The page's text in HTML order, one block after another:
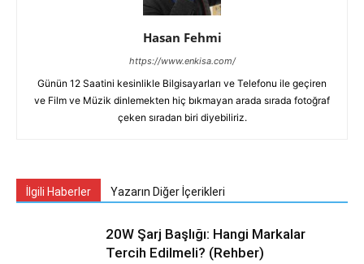
Hasan Fehmi
https://www.enkisa.com/
Günün 12 Saatini kesinlikle Bilgisayarları ve Telefonu ile geçiren
ve Film ve Müzik dinlemekten hiç bıkmayan arada sırada fotoğraf
çeken sıradan biri diyebiliriz.
İlgili Haberler Yazarın Diğer İçerikleri
20W Şarj Başlığı: Hangi Markalar
Tercih Edilmeli? (Rehber)